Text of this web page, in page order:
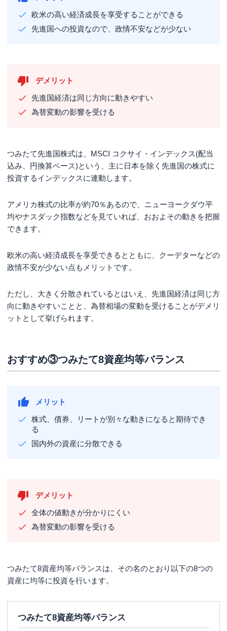
欧米の高い経済成長を享受することができる
先進国への投資なので、政情不安などが少ない
デメリット
先進国経済は同じ方向に動きやすい
為替変動の影響を受ける
つみたて先進国株式は、MSCI コクサイ・インデックス(配当
込み、円換算ベース)という、主に日本を除く先進国の株式に
投資するインデックスに連動します。
アメリカ株式の比率が約70％あるので、ニューヨークダウ平
均やナスダック指数などを見ていれば、おおよその動きを把握
できます。
欧米の高い経済成長を享受できるとともに、クーデターなどの
政情不安が少ない点もメリットです。
ただし、大きく分散されているとはいえ、先進国経済は同じ方
向に動きやすいことと、為替相場の変動を受けることがデメリ
ットとして挙げられます。
おすすめ③つみたて8資産均等バランス
メリット
株式、債券、リートが別々な動きになると期待でき
る
国内外の資産に分散できる
デメリット
全体の値動きが分かりにくい
為替変動の影響を受ける
つみたて8資産均等バランスは、その名のとおり以下の8つの
資産に均等に投資を行います。
つみたて8資産均等バランス